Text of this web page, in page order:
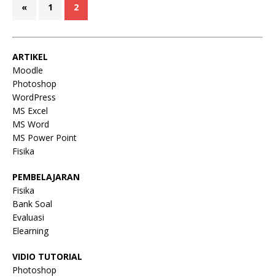
« 1 2
ARTIKEL
Moodle
Photoshop
WordPress
MS Excel
MS Word
MS Power Point
Fisika
PEMBELAJARAN
Fisika
Bank Soal
Evaluasi
Elearning
VIDIO TUTORIAL
Photoshop